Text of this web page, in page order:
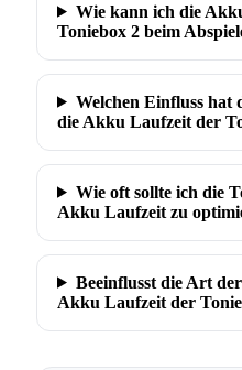
Wie kann ich die
Toniebox 2 beim
Welchen Einfluss hat
die Akku Laufzeit der
Wie oft sollte ich die
Akku Laufzeit zu
Beeinflusst die Art
Akku Laufzeit der